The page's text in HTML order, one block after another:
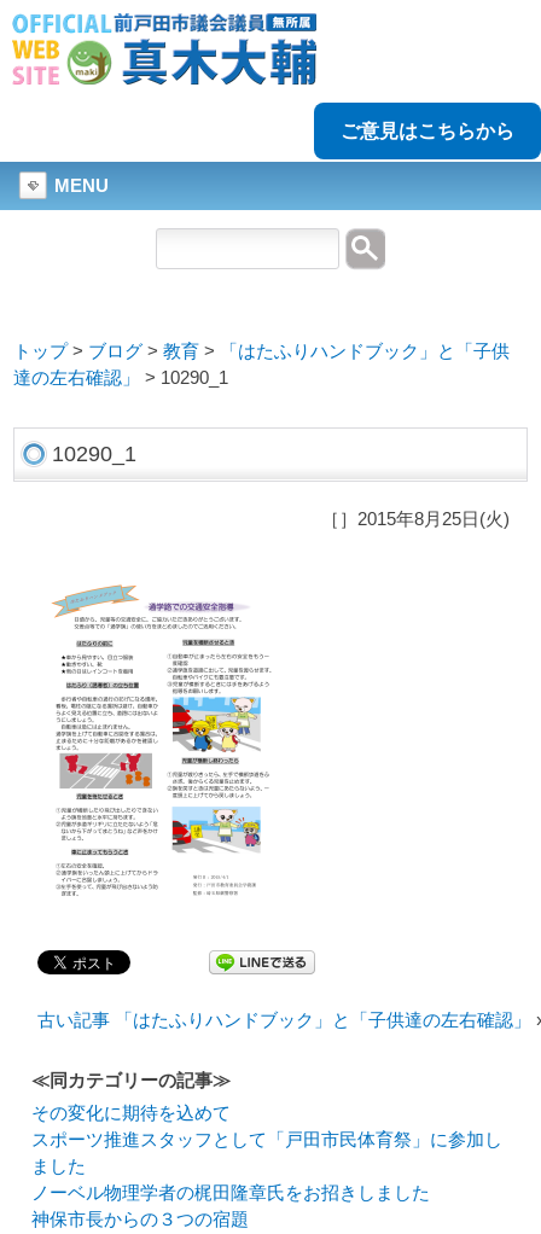
ご意見はこちらから
MENU
トップ> ブログ >教育 >
「はたふりハンドブック」と「子供
達の左右確認」
> 10290_1
10290_1
［］2015年8月25日(火)
古い記事 「はたふりハンドブック」と「子供達の左右確認」
≪同カテゴリーの記事≫
その変化に期待を込めて
スポーツ推進スタッフとして「戸田市民体育祭」に参加し
ました
ノーベル物理学者の梶田隆章氏をお招きしました
神保市長からの３つの宿題